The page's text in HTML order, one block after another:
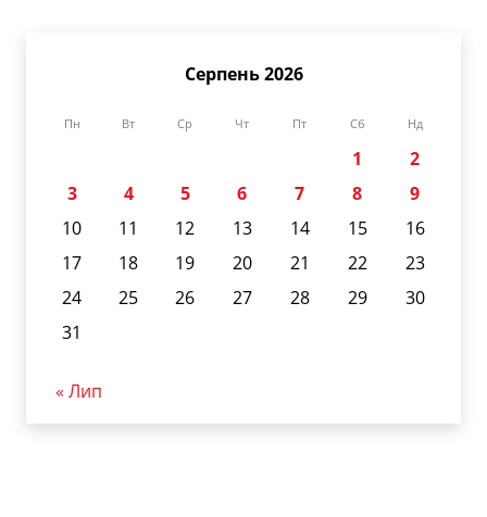
Серпень 2026
Пн Вт Ср Чт Пт Сб Нд
1
2
3
4 5 6 7 8
9
10
11 12 13 14 15
16
17
18 19 20 21 22
23
24
25 26 27 28 29
30
31
« Лип